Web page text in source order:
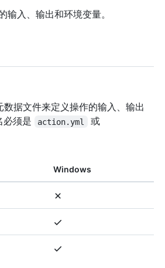
入、输出和环境变量。
据文件来定义操作的输入、输出
必须是
action.yml 或
Windows